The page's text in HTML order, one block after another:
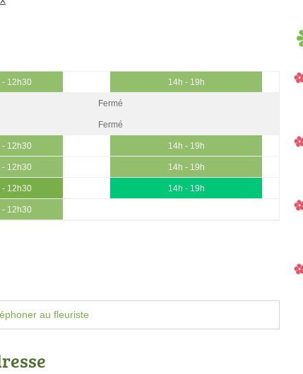
- 12h30 14h - 19h
Fermé
Fermé
- 12h30 14h - 19h
- 12h30 14h - 19h
- 12h30 14h - 19h
- 12h30
au fleuriste